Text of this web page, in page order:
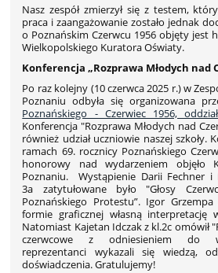
Nasz zespół zmierzył się z testem,
praca i zaangażowanie zostało jednak
o Poznańskim Czerwcu 1956 objęty jest
Wielkopolskiego Kuratora Oświaty.
Konferencja „Rozprawa Młodych nad
Po raz kolejny (10 czerwca 2025 r.) w
Poznaniu odbyła się organizowana
Poznańskiego - Czerwiec 1956,
Konferencja "Rozprawa Młodych nad
również udział uczniowie naszej szkoły.
ramach 69. rocznicy Poznańskiego
honorowy nad wydarzeniem objęło
Poznaniu. Wystąpienie Darii Fechner i
3a zatytułowane było "Głosy
Poznańskiego Protestu”. Igor
formie graficznej własną interpretację
Natomiast Kajetan Idczak z kl.2c omówił
czerwcowe z odniesieniem do
reprezentanci wykazali się wiedzą,
doświadczenia. Gratulujemy!